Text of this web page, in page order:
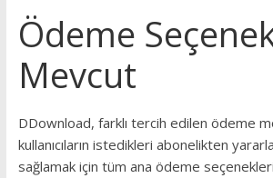
Ödeme
Mevcut
DDownload, farklı tercih edilen ödeme
kullanıcıların istedikleri abonelikten
sağlamak için tüm ana ödeme